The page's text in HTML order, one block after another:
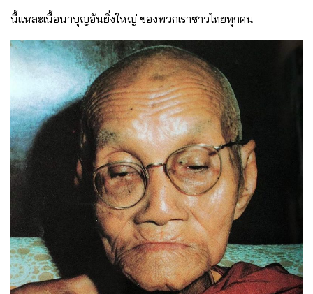
นี้แหละเนื้อนาบุญอันยิ่งใหญ่ ของพวกเราชาวไทยทุกคน